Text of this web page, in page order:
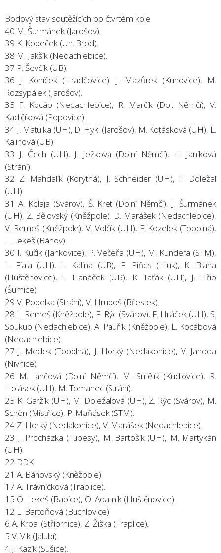
Bodový stav soutěžících po čtvrtém kole
40 M. Šurmánek (Jarošov).
39 K. Kopeček (Uh. Brod).
38 M. Jakšík (Nedachlebice).
37 P. Ševčík (UB).
36 J. Koníček (Hradčovice), J. Mazůrek (Kunovice), M.
Rozsypálek (Jarošov).
35 F. Kocáb (Nedachlebice), R. Marčík (Dol. Němčí), V.
Kadlčíková (Popovice).
34 J. Matulka (UH), D. Hykl (Jarošov), M. Kotásková (UH), L.
Kalinová (UB).
33 J. Čech (UH), J. Ježková (Dolní Němčí), H. Janíková
(Strání).
32 Z. Mahdalík (Korytná), J. Schneider (UH), T. Doležal
(UH).
31 A. Kolaja (Svárov), Š. Kret (Dolní Němčí), J. Šurmánek
(UH), Z. Bělovský (Kněžpole), D. Marášek (Nedachlebice),
V. Remeš (Kněžpole), V. Volčík (UH), F. Kozelek (Topolná),
L. Lekeš (Bánov).
30 I. Kučík (Jankovice), P. Večeřa (UH), M. Kundera (STM),
L. Fiala (UH), L. Kalina (UB), F. Piňos (Hluk), K. Blaha
(Huštěnovice), L. Hanáček (UB), K. Taťák (UH), J. Hřib
(Šumice).
29 V. Popelka (Strání), V. Hruboš (Břestek).
28 L. Remeš (Kněžpole), F. Rýc (Svárov), F. Hráček (UH), S.
Soukup (Nedachlebice), A. Pauřík (Kněžpole), L. Kocábová
(Nedachlebice).
27 J. Medek (Topolná), J. Horký (Nedakonice), V. Jahoda
(Nivnice).
26 M. Jančová (Dolní Němčí), M. Smělík (Kudlovice), R.
Holásek (UH), M. Tomanec (Strání).
25 K. Garžík (UH), M. Doležalová (UH), Z. Rýc (Svárov), M.
Schön (Mistřice), P. Maňásek (STM).
24 Z. Horký (Nedakonice), V. Marášek (Nedachlebice).
23 J. Procházka (Tupesy), M. Bartošík (UH), M. Martykán
(UH).
22 DDK
21 A. Bánovský (Kněžpole).
17 A. Trávníčková (Traplice).
15 O. Lekeš (Babice), O. Adamík (Huštěnovice).
12 L. Bartoňová (Buchlovice).
6 A. Krpal (Stříbrnice), Z. Žiška (Traplice).
5 V. Vlk (Jalubí).
4 J. Kazík (Sušice).